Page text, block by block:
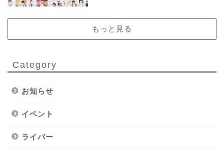
もっと見る
Category
お知らせ
イベント
ライバー